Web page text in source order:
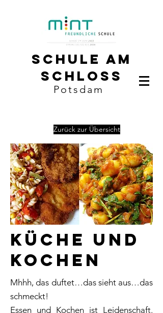
Schule am
Schloss
Potsdam
Zurück zur Übersicht
Küche und
Kochen
Mhhh, das duftet…das sieht aus…das
schmeckt!
Essen und Kochen ist Leidenschaft.